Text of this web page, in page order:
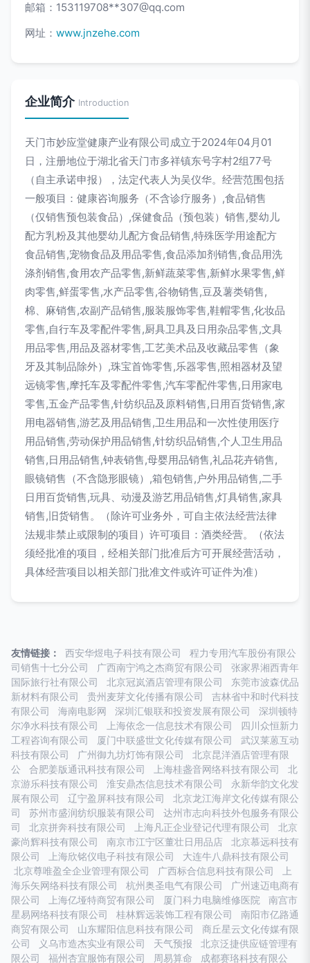
邮箱：153119708**307@qq.com
网址： www.jnzehe.com
企业简介 Introduction
天门市妙应堂健康产业有限公司成立于2024年04月01
日，注册地位于湖北省天门市多祥镇东号字村2组77号
（自主承诺申报），法定代表人为吴仪华。经营范围包括
一般项目：健康咨询服务（不含诊疗服务）,食品销售
（仅销售预包装食品）,保健食品（预包装）销售,婴幼儿
配方乳粉及其他婴幼儿配方食品销售,特殊医学用途配方
食品销售,宠物食品及用品零售,食品添加剂销售,食品用洗
涤剂销售,食用农产品零售,新鲜蔬菜零售,新鲜水果零售,鲜
肉零售,鲜蛋零售,水产品零售,谷物销售,豆及薯类销售,
棉、麻销售,农副产品销售,服装服饰零售,鞋帽零售,化妆品
零售,自行车及零配件零售,厨具卫具及日用杂品零售,文具
用品零售,用品及器材零售,工艺美术品及收藏品零售（象
牙及其制品除外）,珠宝首饰零售,乐器零售,照相器材及望
远镜零售,摩托车及零配件零售,汽车零配件零售,日用家电
零售,五金产品零售,针纺织品及原料销售,日用百货销售,家
用电器销售,游艺及用品销售,卫生用品和一次性使用医疗
用品销售,劳动保护用品销售,针纺织品销售,个人卫生用品
销售,日用品销售,钟表销售,母婴用品销售,礼品花卉销售,
眼镜销售（不含隐形眼镜）,箱包销售,户外用品销售,二手
日用百货销售,玩具、动漫及游艺用品销售,灯具销售,家具
销售,旧货销售。（除许可业务外，可自主依法经营法律
法规非禁止或限制的项目）许可项目：酒类经营。（依法
须经批准的项目，经相关部门批准后方可开展经营活动，
具体经营项目以相关部门批准文件或许可证件为准）
友情链接： 西安华煜电子科技有限公司
程力专用汽车股份有限公
司销售十七分公司
广西南宁鸿之杰商贸有限公司
张家界湘西青年
国际旅行社有限公司
北京冠岚酒店管理有限公司
东莞市波森优品
新材料有限公司
贵州麦芽文化传播有限公司
吉林省中和时代科技
有限公司
海南电影网 深圳汇银联和投资发展有限公司
深圳顿特
尔净水科技有限公司
上海依念一信息技术有限公司
四川众恒新力
工程咨询有限公司
厦门中联盛世文化传媒有限公司
武汉莱蒽互动
科技有限公司
广州御九坊灯饰有限公司
北京昆洋酒店管理有限
公
合肥姜版通讯科技有限公司 上海桂盏音网络科技有限公司
北
京游乐科技有限公司
淮安鼎杰信息技术有限公司
永新华韵文化发
展有限公司
辽宁盈屏科技有限公司
北京龙江海岸文化传媒有限公
司
苏州市盛润纺织服装有限公司
达州市志向科技外包服务有限公
司
北京拼奔科技有限公司 上海凡正企业登记代理有限公司
北京
豪尚辉科技有限公司
南京市江宁区董壮日用品店
北京慕远科技有
限公司
上海欣铭仪电子科技有限公司
大连牛八鼎科技有限公司
北京尊唯盈全企业管理有限公司
广西标合信息科技有限公司
上
海乐矢网络科技有限公司
杭州奥圣电气有限公司
广州速迈电商有
限公司
上海亿垭特商贸有限公司 厦门科力电脑维修医院
南宫市
星易网络科技有限公司
桂林辉远装饰工程有限公司
南阳市亿路通
商贸有限公司
山东耀阳信息科技有限公司
商丘星云文化传媒有限
公司
义乌市造杰实业有限公司 天气预报
北京泛捷供应链管理有
限公司
福州杏宜服饰有限公司 周易算命 成都赛珞科技有限公